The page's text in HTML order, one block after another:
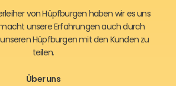
von Hüpfburgen haben wir es uns
unsere Erfahrungen auch durch
Hüpfburgen mit den Kunden zu
teilen.
Über uns